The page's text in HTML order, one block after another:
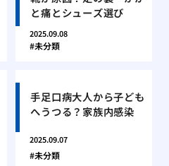
と痛とシューズ選び
2025.09.08
未分類
手足口病大人から子ども
へうつる？家族内感染
2025.09.07
未分類